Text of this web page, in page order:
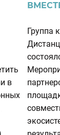
в
Группа